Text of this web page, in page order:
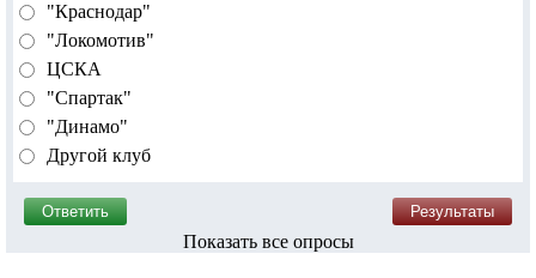
"Краснодар"
"Локомотив"
ЦСКА
"Спартак"
"Динамо"
Другой клуб
Показать все опросы